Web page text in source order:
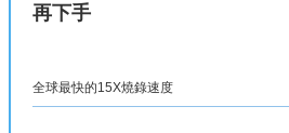
再下手
全球最快的15X燒錄速度